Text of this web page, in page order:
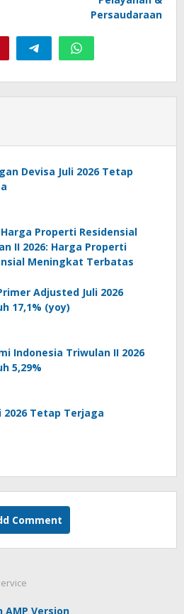
Persaudaraan
Devisa Juli 2026 Tetap
Properti Residensial
II 2026: Harga Properti
Meningkat Terbatas
Adjusted Juli 2026
17,1% (yoy)
Indonesia Triwulan II 2026
5,29%
2026 Tetap Terjaga
Comment
AMP Version